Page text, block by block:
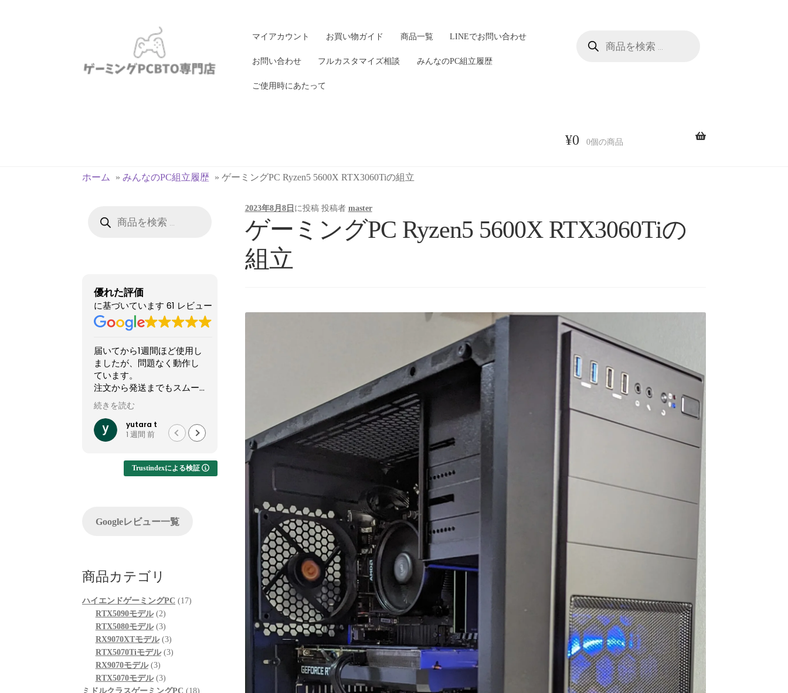
ー
ッ
ン
マイアカウント お買い物ガイド 商品一覧 LINEでお問い合わせ
お問い合わせ フルカスタマイズ相談 みんなのPC組立履歴
ご使用時にあたって
¥0 0個の商品
ホーム »みんなのPC組立履歴 »ゲーミングPC Ryzen5 5600X RTX3060Tiの組立
2023年8月8日 に投稿 投稿者 master
ゲーミングPC Ryzen5 5600X RTX3060Tiの
組立
優れた評価
に基づいています 61 レビュー
てから1週間ほど使用し
たが、問題なく動作し
から発送までもスムー
では難しいカスタマイ
実現でき、大変有難か
他のショップより安いので
怪しい店なのか？と躊躇し
てましたが、ここのサイト
やXで組んだPCの画像を投
稿してるのを見て、思い切
って買ってみました。
結果1週間でちゃんと届きま
した。初見だと怪しさ全開
います。サイト内で自分が
注文したPCの完成後を載せ
でサポートは分かりません
も喜んでおります。
次回購入の際の比較ショッ
プとして入りそうです。
続きを読む
れいれい
1 か月 前
しいPCBTOショップです！
2025年11月に購入、半年近
く何も問題なく快適に使用
できていましたが、突然の
故障。
(BOOTランプ点灯で起動不
可)
ゴールデンウィーク目前だ
ったこともあり、連休中に
PCが使えない絶望的な気持
ちでした。
自分なりにAIやネットを駆
使して色々と対処を試みま
したが改善せず、藁にもす
がる思いで相談したところ
「何か異常が見られた際
は、まずは当店に相談くだ
さい」と仰っていただき、
そのプロ意識の高さと責任
感に深く感動しました！
修理の発送から手元に戻る
ネテル会長
2 か月 前
購入後のアフターフォロー
まで非常に丁寧で、安心し
て相談できるショップ様で
す。
購入したPCについて、外付
けHDD接続時に特定のUSB
ポートでデータ転送がうま
くいかない症状があり相談
しましたが、単に「別のポ
ートを使ってください」で
終わるのではなく、背面
USBポートごとの内部仕様
まで確認したうえで、原因
の切り分けを非常に詳しく
案内していただきました。
具体的には、正常に動作し
ているUSBポートが
ASMedia製チップ経由であ
ること、症状が出ている
10Gbps対応ポートがAMD
CPU側のUSBコントローラ
ーに接続されている可能性
があることなど、マザーボ
ードの仕様やUSBコントロ
ーラーの違いまで踏み込ん
で説明していただきまし
続きを読む
2 か月 前
ゲームが快適にプレイした
いけど機械には詳しくない
ので本人に聞いてみよう！
ということでAIにゲームの
種類と予算を伝えたらオス
スメされたこちらで買いま
っているのかと思ってしま
いましたが、種類はそこそ
こありパーツも分かりやす
まで買ってしまう現象もお
かなと思ったらそちらから
探してみるのもいいかもし
れません。
梱包は丁寧でPCには傷や汚
れは一切ありません。ネッ
ト回線があればすぐに使用
できたのでゲームにログイ
ンできて助かりました。
続きを読む
3 か月 前
GPUはRTX5060の比較的安
価な構成のPC購入ですが当
方、初めてのゲーミングPC
でした。
りになっているので若干の
怪しさを感じてしまいまし
かけの一つになりました。
作、使用できています！
れているので選ぶうえでの
参考にもしやすかったで
す！
また、気になる点などはLINE
での連絡が可能なので個別
での相談も受け付けてくれ
ます！
続きを読む
Trustindexによる検証
Googleレビュー一覧
商品カテゴリ
ハイエンドゲーミングPC 1717
RTX5090モデル 22
個
の
商
RTX5080モデル 33
個
の
品
RX9070XTモデル 33
個
品
RTX5070Tiモデル 33
商
RX9070モデル 33
個
の
RTX5070モデル 33
個
ミドルクラスゲーミングPC 1818